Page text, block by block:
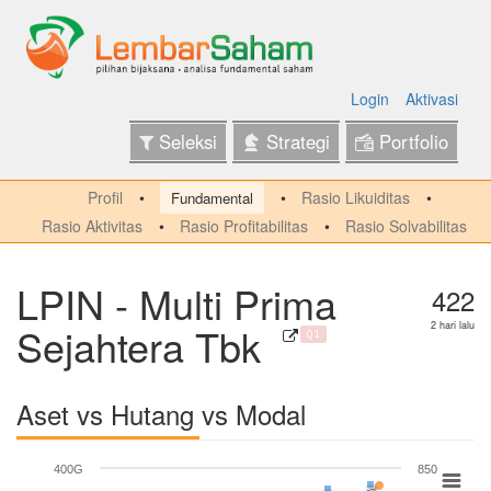
Login Aktivasi
Seleksi Strategi Portfolio
Profil Fundamental
Rasio Likuiditas
Rasio Aktivitas
Rasio Profitabilitas Rasio Solvabilitas
LPIN - Multi Prima
Sejahtera Tbk Q1
422
2 hari lalu
Aset vs Hutang vs Modal
400G 850